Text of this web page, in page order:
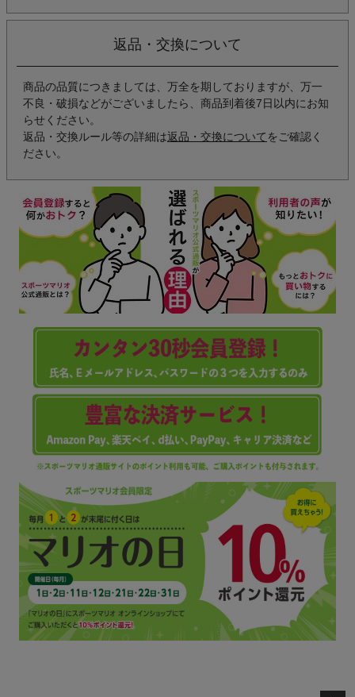
返品・交換について
商品の品質につきましては、万全を期しておりますが、万一
不良・破損などがございましたら、商品到着後7日以内にお知
らせください。
返品・交換ルール等の詳細は返品・交換について をご確認く
ださい。